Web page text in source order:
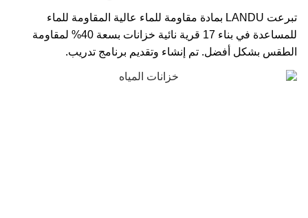
تبرعت LANDU بمادة مقاومة للماء عالية المقاومة للماء
للمساعدة في بناء 17 قرية نائية خزانات بسعة 40% لمقاومة
الطقس بشكل أفضل. تم إنشاء وتقديم برنامج تدريب.